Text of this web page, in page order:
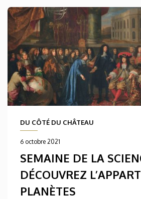
DU CÔTÉ DU CHÂTEAU
6 octobre 2021
SEMAINE DE LA
DÉCOUVREZ
PLANÈTES